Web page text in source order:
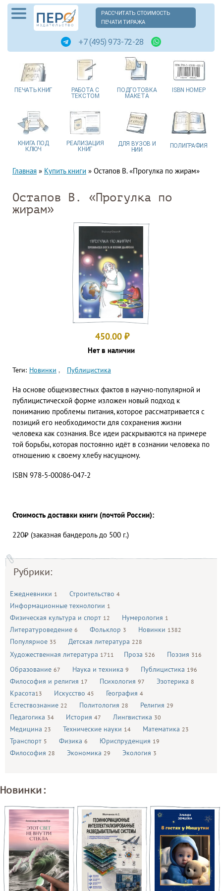
РАССЧИТАТЬ СТОИМОСТЬ
ПЕЧАТИ ТИРАЖА
+7 (495) 973-72-28
ПЕЧАТЬ КНИГ РАБОТА С
ТЕКСТОМ
ПОДГОТОВКА
МАКЕТА
ISBN НОМЕР
КНИГА ПОД
КЛЮЧ
РЕАЛИЗАЦИЯ
КНИГ
ДЛЯ ВУЗОВ И
НИИ
ПОЛИГРАФИЯ
Главная » Купить книги » Остапов В. «Прогулка по жирам»
Рубрики:
Ежедневники 1 Строительство 4
Информационные технологии 1
Физическая культура и спорт 12 Нумерология 1
Литературоведение 6 Фольклор 3 Новинки 1382
Популярное 35 Детская литература 228
Художественная литература 1711 Проза 526 Поэзия 316
Образование 67 Наука и техника 9 Публицистика 196
Философия и религия 17 Психология 97 Эзотерика 8
Красота13 Искусство 45 География 4
Естествознание 22 Политология 28 Религия 29
Педагогика 34 История 47 Лингвистика 30
Медицина 23 Технические науки 14 Математика 23
Транспорт 5 Физика 6 Юриспруденция 19
Философия 28 Экономика 29 Экология 3
Остапов В. «Прогулка по
жирам»
450.00 ₽
Нет в наличии
Теги: Новинки Публицистика
На основе общеизвестных фактов в научно-популярной и
публицистической форме изложен новый подход к
пониманию проблемы питания, которое рассматривается с
позиций его необходимости для сохранения жизни
человека как сознания. Все идеи раскрываются на примере
той борьбы, которая постоянно идёт в сознании человека по
отношению к своему хлебу насущному.
ISBN 978-5-00086-047-2
Стоимость доставки книги (почтой России):
220₽ (заказная бандероль до 500 г.)
Новинки: